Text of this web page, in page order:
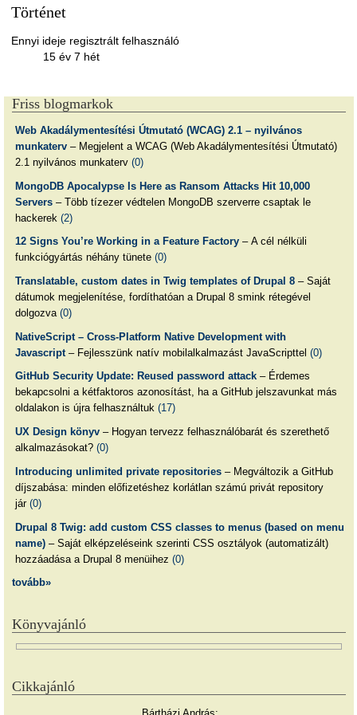
Történet
Ennyi ideje regisztrált felhasználó
15 év 7 hét
Friss blogmarkok
Web Akadálymentesítési Útmutató (WCAG) 2.1 – nyilvános
munkaterv– Megjelent a WCAG (Web Akadálymentesítési Útmutató)
2.1 nyilvános munkaterv (0)
MongoDB Apocalypse Is Here as Ransom Attacks Hit 10,000
Servers– Több tízezer védtelen MongoDB szerverre csaptak le
hackerek (2)
12 Signs You’re Working in a Feature Factory– A cél nélküli
funkciógyártás néhány tünete (0)
Translatable, custom dates in Twig templates of Drupal 8– Saját
dátumok megjelenítése, fordíthatóan a Drupal 8 smink rétegével
dolgozva (0)
NativeScript – Cross-Platform Native Development with
Javascript– Fejlesszünk natív mobilalkalmazást JavaScripttel (0)
GitHub Security Update: Reused password attack– Érdemes
bekapcsolni a kétfaktoros azonosítást, ha a GitHub jelszavunkat más
oldalakon is újra felhasználtuk (17)
UX Design könyv– Hogyan tervezz felhasználóbarát és szerethető
alkalmazásokat? (0)
Introducing unlimited private repositories– Megváltozik a GitHub
díjszabása: minden előfizetéshez korlátlan számú privát repository
jár (0)
Drupal 8 Twig: add custom CSS classes to menus (based on menu
name)– Saját elképzeléseink szerinti CSS osztályok (automatizált)
hozzáadása a Drupal 8 menüihez (0)
tovább»
Könyvajánló
Cikkajánló